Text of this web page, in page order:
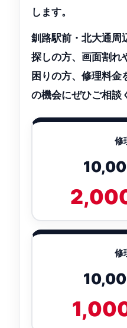
します。
釧路駅前・北大通周
探しの方、画面割れ
困りの方、修理料金
の機会にぜひご相談
修
修